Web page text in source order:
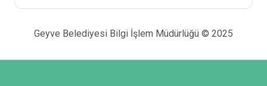
Geyve Belediyesi Bilgi İşlem Müdürlüğü © 2025